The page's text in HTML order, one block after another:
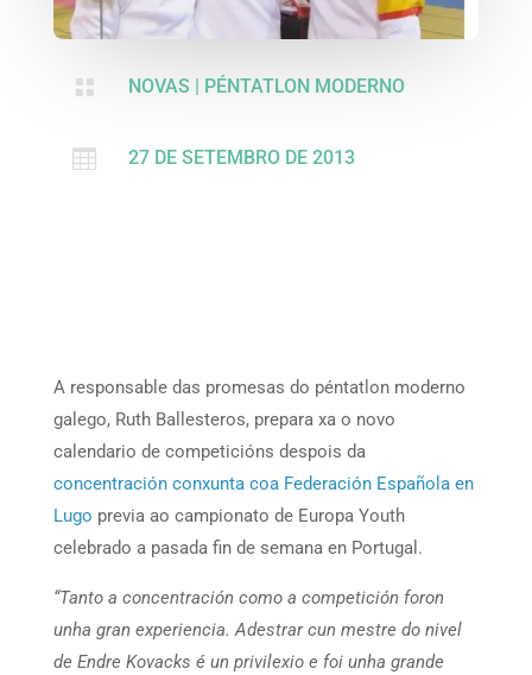
 NOVAS | PÉNTATLON MODERNO
 27 DE SETEMBRO DE 2013
A responsable das promesas do péntatlon moderno
galego, Ruth Ballesteros, prepara xa o novo
calendario de competicións despois da
concentración conxunta coa Federación Española en
Lugo previa ao campionato de Europa Youth
celebrado a pasada fin de semana en Portugal.
“Tanto a concentración como a competición foron
unha gran experiencia. Adestrar cun mestre do nivel
de Endre Kovacks é un privilexio e foi unha grande